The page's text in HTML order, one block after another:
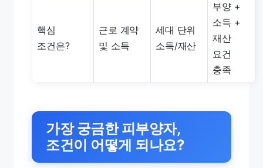
핵심
조건은?
근로 계약
및 소득
세대 단위
소득/재산
부양 +
소득 +
재산
요건
충족
가장 궁금한 피부양자,
조건이 어떻게 되나요?